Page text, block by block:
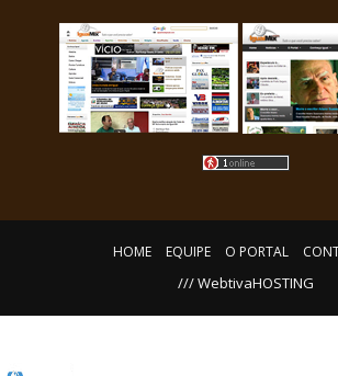
HOME EQUIPE O PORTAL
/// WebtivaHOSTING